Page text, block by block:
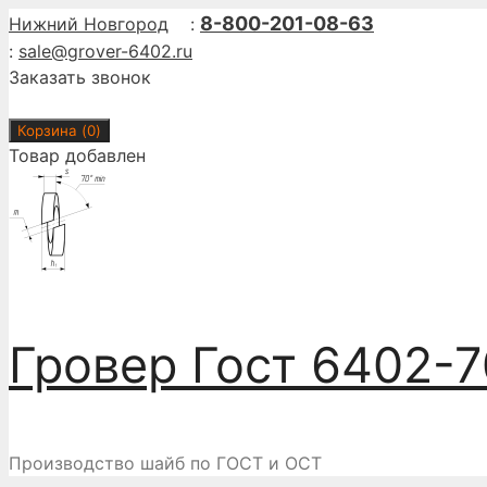
Перейти
к
содержимому
Нижний Новгород : 8-800-201-08-63
: sale@grover-6402.ru
Заказать звонок
Корзина (0)
Товар добавлен
Гровер Гост 6402-
Производство шайб по ГОСТ и ОСТ